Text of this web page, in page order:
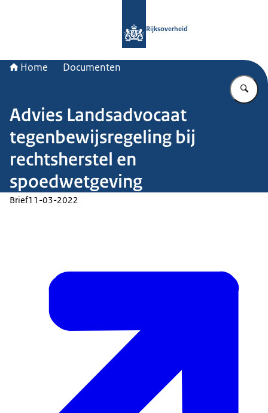
Rijksoverheid
Home Documenten
Advies Landsadvocaat
tegenbewijsregeling bij
rechtsherstel en
spoedwetgeving
Brief11-03-2022